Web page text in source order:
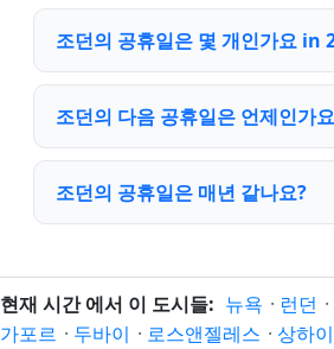
조던의 공휴일은 몇 개인가요 in
조던의 다음 공휴일은 언제인가
조던의 공휴일은 매년 같나요?
현재 시간 에서 이 도시들: 뉴욕 · 런던 ·
가포르 · 두바이 · 로스앤젤레스 · 상하이